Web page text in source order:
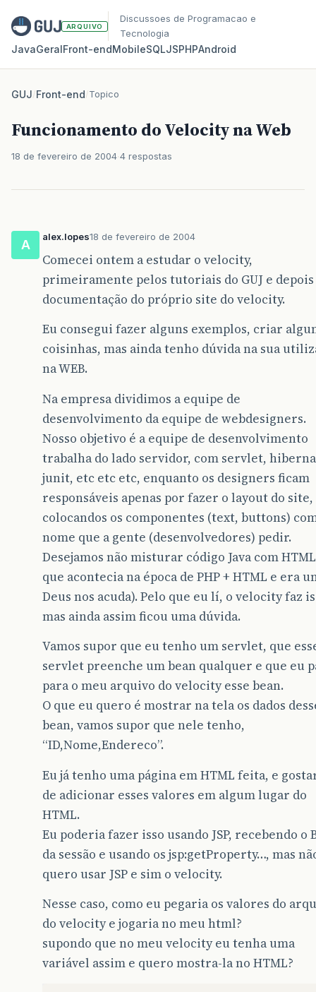
ARQUIVO
Discussoes de Programacao e
Tecnologia
JavaGeralFront‑endMobileSQLJSPHPAndroid
GUJ/Front-end/Topico
Funcionamento do Velocity na Web
18 de fevereiro de 2004 4 respostas
A
alex.lopes18 de fevereiro de 2004
Comecei ontem a estudar o velocity,
primeiramente pelos tutoriais do GUJ e
documentação do próprio site do velocity.
Eu consegui fazer alguns exemplos, criar
coisinhas, mas ainda tenho dúvida na sua
na WEB.
Na empresa dividimos a equipe de
desenvolvimento da equipe de webdesigners.
Nosso objetivo é a equipe de desenvolvimento
trabalha do lado servidor, com servlet,
junit, etc etc etc, enquanto os designers ficam
responsáveis apenas por fazer o layout do site,
colocandos os componentes (text, buttons)
nome que a gente (desenvolvedores) pedir.
Desejamos não misturar código Java com
que acontecia na época de PHP + HTML e era
Deus nos acuda). Pelo que eu lí, o velocity faz
mas ainda assim ficou uma dúvida.
Vamos supor que eu tenho um servlet, que
servlet preenche um bean qualquer e que eu
para o meu arquivo do velocity esse bean.
O que eu quero é mostrar na tela os dados
bean, vamos supor que nele tenho,
“ID,Nome,Endereco”.
Eu já tenho uma página em HTML feita, e
de adicionar esses valores em algum lugar do
HTML.
Eu poderia fazer isso usando JSP, recebendo o
da sessão e usando os jsp:getProperty…, mas
quero usar JSP e sim o velocity.
Nesse caso, como eu pegaria os valores do
do velocity e jogaria no meu html?
supondo que no meu velocity eu tenha uma
variável assim e quero mostra-la no HTML?